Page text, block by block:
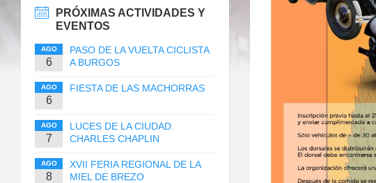
PRÓXIMAS ACTIVIDADES Y
EVENTOS
AGO
6
PASO DE LA VUELTA CICLISTA
A BURGOS
AGO
6
FIESTA DE LAS MACHORRAS
AGO
7
LUCES DE LA CIUDAD.
CHARLES CHAPLIN
AGO
8
XVII FERIA REGIONAL DE LA
MIEL DE BREZO